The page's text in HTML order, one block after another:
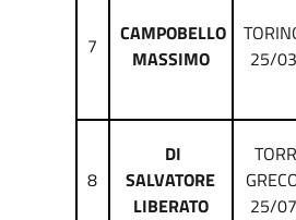
7
CAMPOBELLO
MASSIMO
25/
8
DI
SALVATORE
LIBERATO
25/